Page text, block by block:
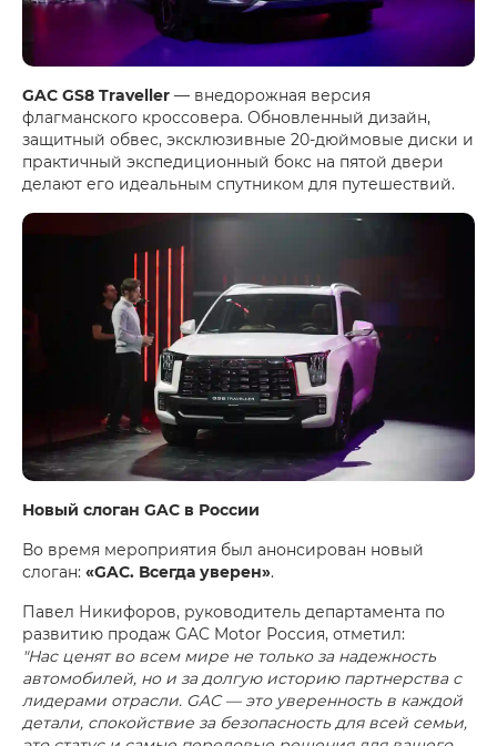
GAC GS8 Traveller — внедорожная версия
флагманского кроссовера. Обновленный дизайн,
защитный обвес, эксклюзивные 20-дюймовые диски и
практичный экспедиционный бокс на пятой двери
делают его идеальным спутником для путешествий.
Новый слоган GAC в России
Во время мероприятия был анонсирован новый
слоган: «GAC. Всегда уверен».
Павел Никифоров, руководитель департамента по
развитию продаж GAC Motor Россия, отметил:
"Нас ценят во всем мире не только за надежность
автомобилей, но и за долгую историю партнерства с
лидерами отрасли. GAC — это уверенность в каждой
детали, спокойствие за безопасность для всей семьи,